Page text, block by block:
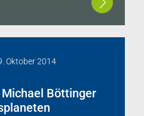
Oktober 2014
Böttinger